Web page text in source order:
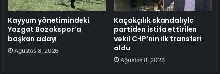
Kayyum yönetimindeki
Yozgat Bozokspor’a
başkan adayı
Ağustos 8, 2026
Kaçakçılık skandalıyla
partiden istifa ettirilen
vekil CHP’nin ilk transferi
oldu
Ağustos 8, 2026